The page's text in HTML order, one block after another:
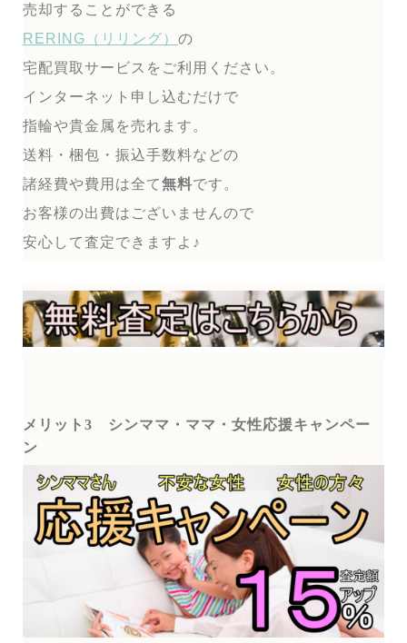
売却することができる
RERING（リリング） の
宅配買取サービスをご利用ください。
インターネット申し込むだけで
指輪や貴金属を売れます。
送料・梱包・振込手数料などの
諸経費や費用は全て無料です。
お客様の出費はございませんので
安心して査定できますよ♪
メリット3
シンママ・ママ・女性応援キャンペー
ン